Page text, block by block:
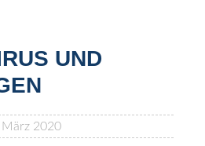
UND
März 2020